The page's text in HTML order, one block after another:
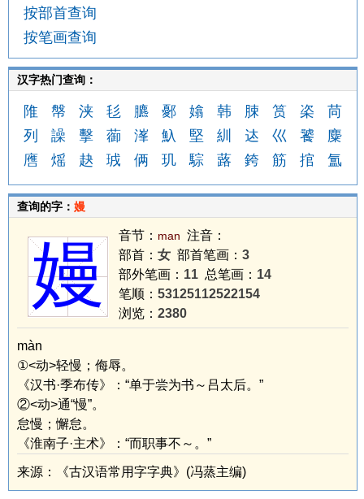
按部首查询
按笔画查询
汉字热门查询：
陮 幋 浃 毝 臕 鄾 嬆 韩 脨 筼 栥
苘
列
譟 擊 蓹 溄 魞 堅 紃 迏 巛 饕
麋
噟
熎 赽 珬 俩 玑 騌 蕗 銙 筋 捾 氲
查询的字： 嫚
嫚 音节： man 注音：
部首： 女 部首笔画： 3
部外笔画： 11 总笔画： 14
笔顺： 53125112522154
浏览： 2380
màn
①<动>轻慢；侮辱。
《汉书·季布传》：“单于尝为书～吕太后。”
②<动>通“慢”。
怠慢；懈怠。
《淮南子·主术》：“而职事不～。”
来源：《古汉语常用字字典》(冯蒸主编)